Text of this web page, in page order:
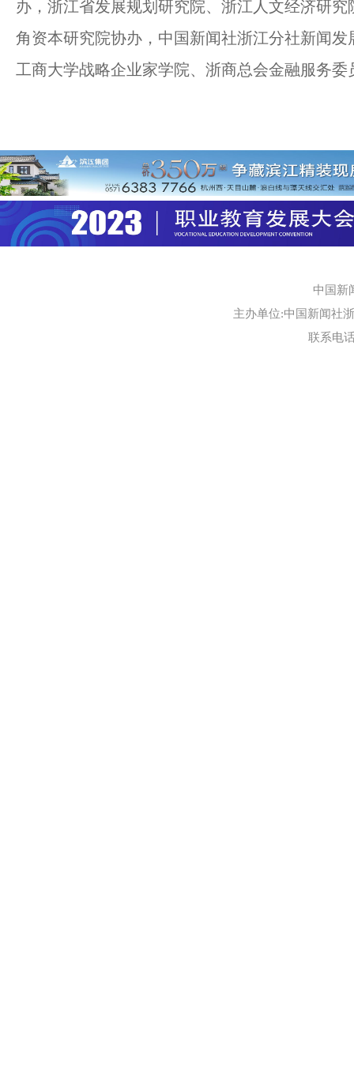
办，浙江省发展规划研究院、浙江人文经济研
角资本研究院协办，中国新闻社浙江分社新闻
工商大学战略企业家学院、浙商总会金融服务委
中国新
主办单位:中国新闻社
联系电